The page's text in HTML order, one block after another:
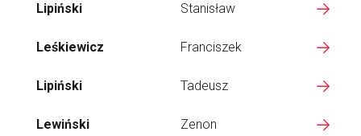
Lipiński Stanisław
Leśkiewicz Franciszek
Lipiński Tadeusz
Lewiński Zenon